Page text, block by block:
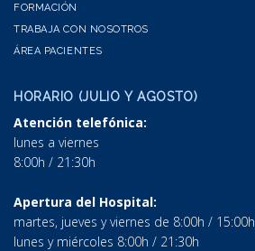
FORMACIÓN
TRABAJA CON NOSOTROS
ÁREA PACIENTES
HORARIO (JULIO Y AGOSTO)
Atención telefónica:
lunes a viernes
8:00h / 21:30h
Apertura del Hospital:
martes, jueves y viernes de 8:00h / 15:00h
lunes y miércoles 8:00h / 21:30h